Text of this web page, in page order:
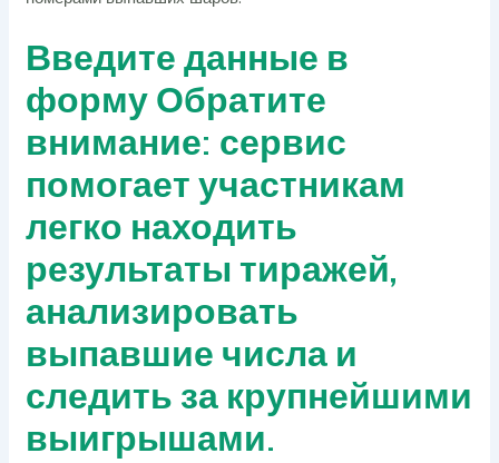
Введите данные в
форму Обратите
внимание: сервис
помогает участникам
легко находить
результаты тиражей,
анализировать
выпавшие числа и
следить за крупнейшими
выигрышами.